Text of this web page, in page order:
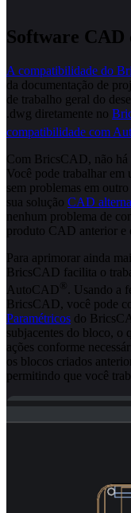
Software
A compatibilidade do
da documentação de
de trabalho geral do
.dwg diretamente no
compatibilidade com
Com BricsCAD, não há
Você pode trabalhar
sem problemas em
sua solução CAD
nenhum problema de
produto CAD anterior e
Para aprimorar ainda
BricsCAD facilita o
AutoCAD ®
. Usando a
BricsCAD, você pode
Paramétricos do
subjacentes do bloco, o
ações conforme
os blocos criados
permitindo que você